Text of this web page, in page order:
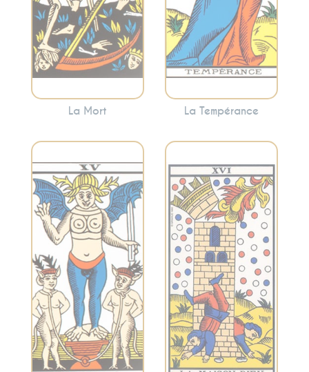
significatifs, mais
nécessaires.
La Mort
différentes
facettes de votre
vie.
La Tempérance
Symbolise les
désirs, les
tentations et les
attachements.
Cette carte peut
mettre en évidence
les aspects de votre
vie où vous vous
sentez piégé ou
enchaîné.
Représente la
destruction des
anciennes
structures, les
révélations
soudaines et la
libération. La
Maison-Dieu peut
indiquer des
changements
dramatiques mais
nécessaires.